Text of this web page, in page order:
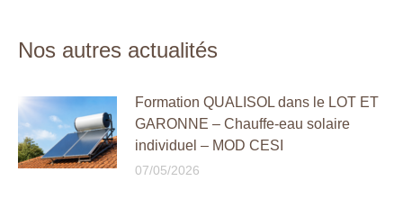
Nos autres actualités
Formation QUALISOL dans le LOT ET
GARONNE – Chauffe-eau solaire
individuel – MOD CESI
07/05/2026